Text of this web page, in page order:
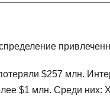
$257 млн.
$1 млн. Среди